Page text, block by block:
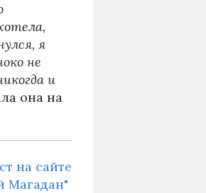
я
не
и
она на
на сайте
Магадан"